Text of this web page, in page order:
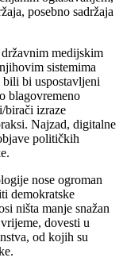
posebno sadržaja
medijskim
sistemima
bi uspostavljeni
blagovremeno
birači izraze
Najzad, digitalne
političkih
nose ogroman
demokratske
ništa manje snažan
dovesti u
od kojih su